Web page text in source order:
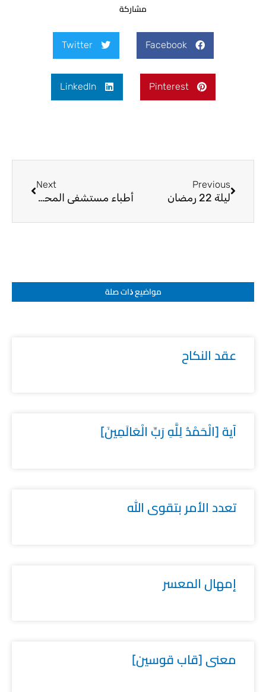
مشاركة
Facebook
Twitter
Pinterest
LinkedIn
Previous
ليلة 22 رمضان
Next
أطباء مستشفى المحمودية
مواضيع ﺫات صلة
عقد النكاح
آية [الْحَمْدُ لِلَّهِ رَبِّ الْعَالَمِينَ]
تعدد الأمر بتقوى الله
إمهال المعسر
معنى [قاب قوسين]